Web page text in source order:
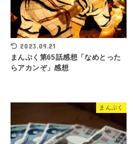
2023.09.21
まんぷく第65話感想「なめとった
らアカンぞ」感想
まんぷく